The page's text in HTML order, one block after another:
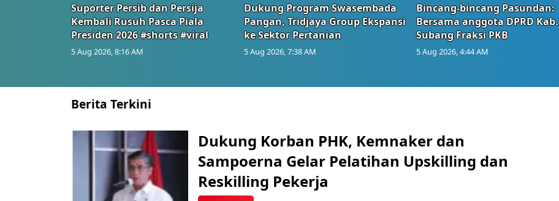
Suporter Persib dan Persija
Kembali Rusuh Pasca Piala
Presiden 2026 #shorts #viral
5 Aug 2026, 8:16 AM
Dukung Program Swasembada
Pangan, Tridjaya Group Ekspansi
ke Sektor Pertanian
5 Aug 2026, 7:38 AM
Bincang-bincang Pasundan:
Bersama anggota DPRD Kab.
Subang Fraksi PKB
5 Aug 2026, 4:44 AM
Berita Terkini
Dukung Korban PHK, Kemnaker dan
Sampoerna Gelar Pelatihan Upskilling dan
Reskilling Pekerja